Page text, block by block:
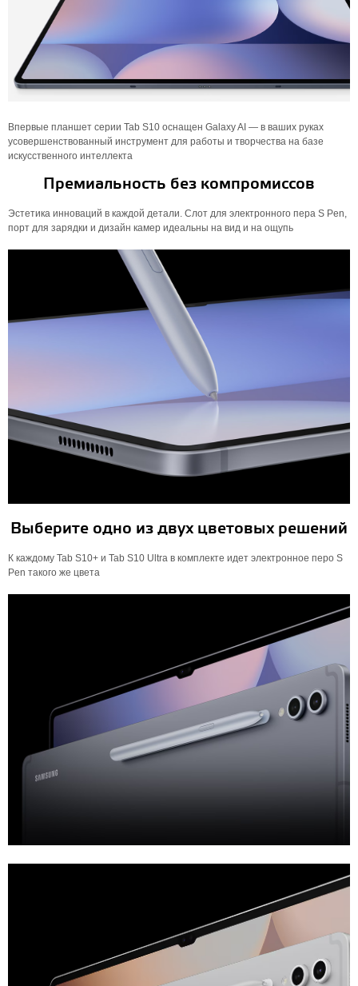
Впервые планшет серии Tab S10 оснащен Galaxy AI — в ваших руках
усовершенствованный инструмент для работы и творчества на базе
искусственного интеллекта
Премиальность без компромиссов
Эстетика инноваций в каждой детали. Слот для электронного пера S Pen,
порт для зарядки и дизайн камер идеальны на вид и на ощупь
Выберите одно из двух цветовых решений
К каждому Tab S10+ и Tab S10 Ultra в комплекте идет электронное перо S
Pen такого же цвета